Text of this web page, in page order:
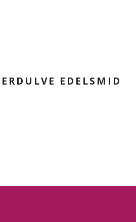
EDELSMID